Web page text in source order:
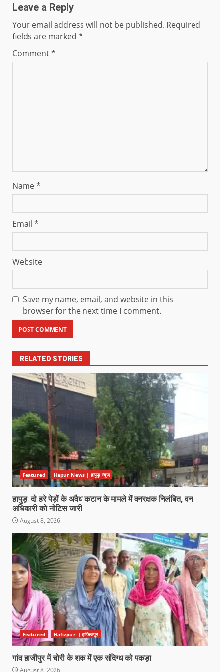
Leave a Reply
Your email address will not be published. Required
fields are marked *
Comment*
Name*
Email *
Website
Save my name, email, and website in this
browser for the next time I comment.
RELATED STORIES
Featured Hapur News | हापुड़ न्यूज़
हापुड़: दो हरे पेड़ों के अवैध कटान के मामले में वनरक्षक निलंबित, वन
अधिकारी को नोटिस जारी
August 8, 2026
Featured Hafizpur । हाफिजपुर
गांव हाजीपुर में चोरी के शक में एक संदिग्ध को पकड़ा
August 8, 2026